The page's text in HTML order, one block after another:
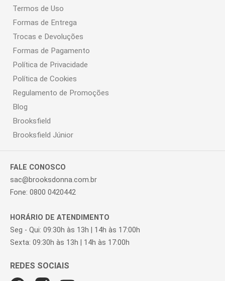
Termos de Uso
Formas de Entrega
Trocas e Devoluções
Formas de Pagamento
Política de Privacidade
Política de Cookies
Regulamento de Promoções
Blog
Brooksfield
Brooksfield Júnior
FALE CONOSCO
sac@brooksdonna.com.br
Fone: 0800 0420442
HORÁRIO DE ATENDIMENTO
Seg - Qui: 09:30h às 13h | 14h às 17:00h
Sexta: 09:30h às 13h | 14h às 17:00h